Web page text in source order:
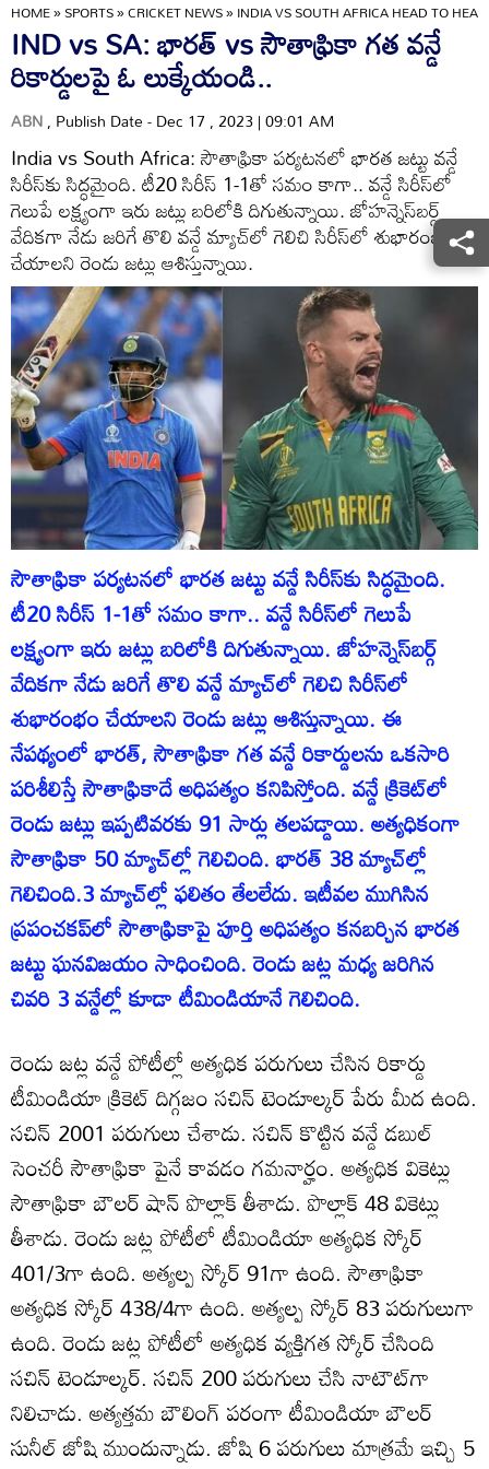
HOME»SPORTS»CRICKET NEWS»INDIA VS SOUTH AFRICA HEAD TO
IND vs SA: భారత్ vs సౌతాఫ్రికా గత వన్డే
రికార్డులపై ఓ లుక్కేయండి..
ABN, Publish Date - Dec 17 , 2023 | 09:01 AM
India vs South Africa: సౌతాఫ్రికా పర్యటనలో భారత జట్టు వన్డే
సిరీస్‌కు సిద్ధమైంది. టీ20 సిరీస్ 1-1తో సమం కాగా.. వన్డే సిరీస్‌లో
గెలుపే లక్ష్యంగా ఇరు జట్లు బరిలోకి దిగుతున్నాయి. జోహన్నెస్‌బర్గ్
వేదికగా నేడు జరిగే తొలి వన్డే మ్యాచ్‌లో గెలిచి సిరీస్‌లో శుభారంభం
చేయాలని రెండు జట్లు ఆశిస్తున్నాయి.
సౌతాఫ్రికా పర్యటనలో భారత జట్టు వన్డే సిరీస్‌కు సిద్ధమైంది.
టీ20 సిరీస్ 1-1తో సమం కాగా.. వన్డే సిరీస్‌లో గెలుపే
లక్ష్యంగా ఇరు జట్లు బరిలోకి దిగుతున్నాయి. జోహన్నెస్‌బర్గ్
వేదికగా నేడు జరిగే తొలి వన్డే మ్యాచ్‌లో గెలిచి సిరీస్‌లో
శుభారంభం చేయాలని రెండు జట్లు ఆశిస్తున్నాయి. ఈ
నేపథ్యంలో భారత్, సౌతాఫ్రికా గత వన్డే రికార్డులను ఒకసారి
పరిశీలిస్తే సౌతాఫ్రికాదే అధిపత్యం కనిపిస్తోంది. వన్డే క్రికెట్‌లో
రెండు జట్లు ఇప్పటివరకు 91 సార్లు తలపడ్డాయి. అత్యధికంగా
సౌతాఫ్రికా 50 మ్యాచ్‌ల్లో గెలిచింది. భారత్ 38 మ్యాచ్‌ల్లో
గెలిచింది.3 మ్యాచ్‌ల్లో ఫలితం తేలలేదు. ఇటీవల ముగిసిన
ప్రపంచకప్‌లో సౌతాఫ్రికాపై పూర్తి అధిపత్యం కనబర్చిన భారత
జట్టు ఘనవిజయం సాధించింది. రెండు జట్ల మధ్య జరిగిన
చివరి 3 వన్డేల్లో కూడా టీమిండియానే గెలిచింది.
రెండు జట్ల వన్డే పోటీల్లో అత్యధిక పరుగులు చేసిన రికార్డు
టీమిండియా క్రికెట్ దిగ్గజం సచిన్ టెండూల్కర్ పేరు మీద ఉంది.
సచిన్ 2001 పరుగులు చేశాడు. సచిన్ కొట్టిన వన్డే డబుల్
సెంచరీ సౌతాఫ్రికా పైనే కావడం గమనార్హం. అత్యధిక వికెట్లు
సౌతాఫ్రికా బౌలర్ షాన్ పొల్లాక్ తీశాడు. పొల్లాక్ 48 వికెట్లు
తీశాడు. రెండు జట్ల పోటీలో టీమిండియా అత్యధిక స్కోర్
401/3గా ఉంది. అత్యల్ప స్కోర్ 91గా ఉంది. సౌతాఫ్రికా
అత్యధిక స్కోర్ 438/4గా ఉంది. అత్యల్ప స్కోర్ 83 పరుగులుగా
ఉంది. రెండు జట్ల పోటీలో అత్యధిక వ్యక్తిగత స్కోర్ చేసింది
సచిన్ టెండూల్కర్. సచిన్ 200 పరుగులు చేసి నాటౌట్‌గా
నిలిచాడు. అత్యత్తమ బౌలింగ్ పరంగా టీమిండియా బౌలర్
సునీల్ జోషి ముందున్నాడు. జోషి 6 పరుగులు మాత్రమే ఇచ్చి 5